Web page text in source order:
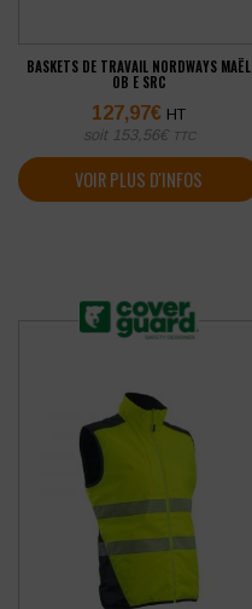
BASKETS DE TRAVAIL NORDWAYS MAËL
OB E SRC
127,97€ HT
soit 153,56€ TTC
VOIR PLUS D'INFOS